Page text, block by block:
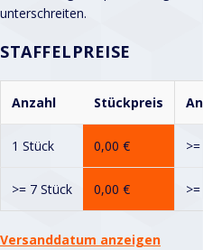
unterschreiten.
STAFFELPREISE
Anzahl Stückpreis
1 Stück 0,00 €
>= 7 Stück 0,00 €
Versanddatum anzeigen